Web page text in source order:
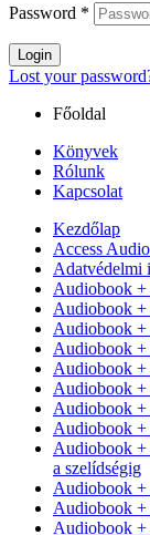
Password *
Login
Lost your
Főoldal
Könyvek
Rólunk
Kapcsolat
Kezdőlap
Access
Adatvédelmi
Audiobook +
Audiobook +
Audiobook +
Audiobook +
Audiobook +
Audiobook +
Audiobook +
Audiobook
Audiobook +
a szelídségig
Audiobook +
Audiobook +
Audiobook +